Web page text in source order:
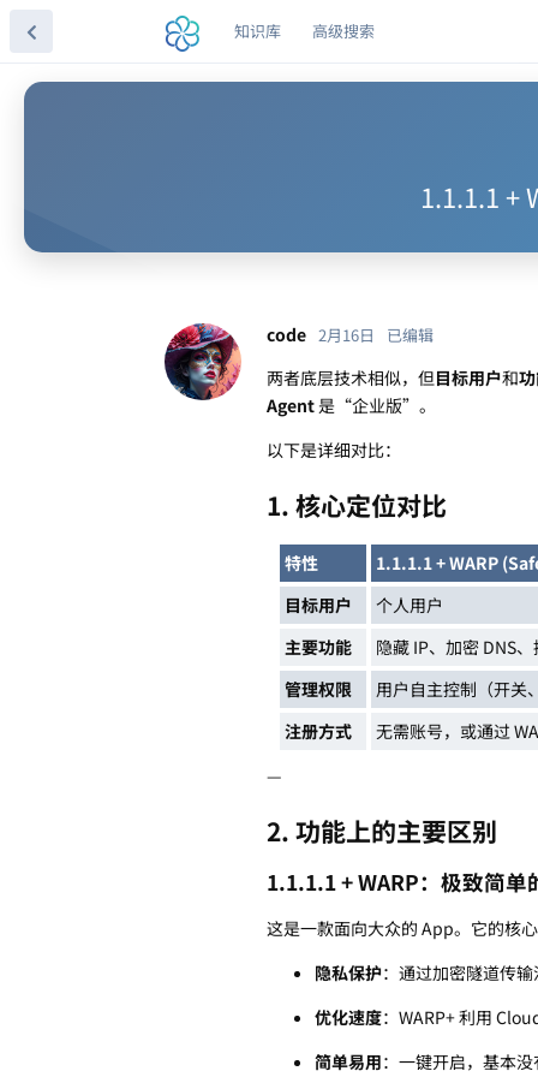
知识库 高级搜索
1.1.1.1 +
code 2月16日 已编辑
两者底层技术相似，但目标用户和
Agent是“企业版”。
以下是详细对比：
1. 核心定位对比
特性
1.1.1.1 + WARP
目标用户
个人用户
主要功能
隐藏 IP、加密 DNS
管理权限
用户自主控制（开关
注册方式
无需账号，或通过
—
2. 功能上的主要区别
1.1.1.1 + WARP：极致简单
这是一款面向大众的 App。它的核
隐私保护：通过加密隧道传
优化速度：WARP+ 利用
简单易用：一键开启，基本